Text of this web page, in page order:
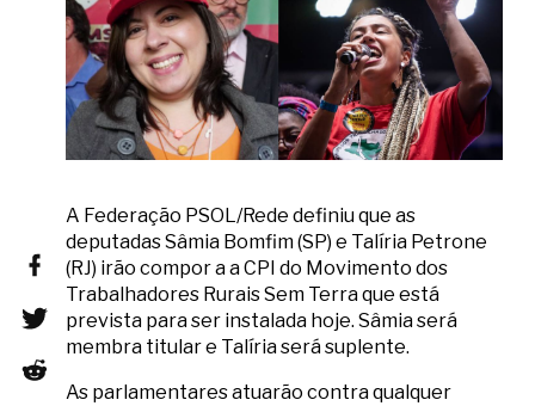
A Federação PSOL/Rede definiu que as
deputadas Sâmia Bomfim (SP) e Talíria Petrone
(RJ) irão compor a a CPI do Movimento dos
Trabalhadores Rurais Sem Terra que está
prevista para ser instalada hoje. Sâmia será
membra titular e Talíria será suplente.
As parlamentares atuarão contra qualquer